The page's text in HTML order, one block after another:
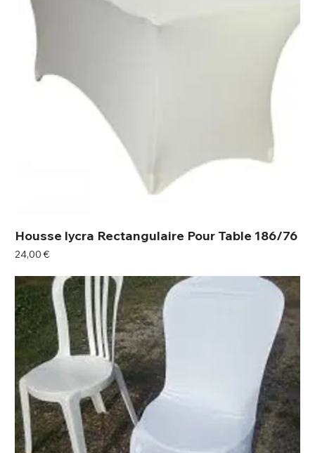
Housse lycra Rectangulaire Pour Table 186/76
Prix
24,00 €